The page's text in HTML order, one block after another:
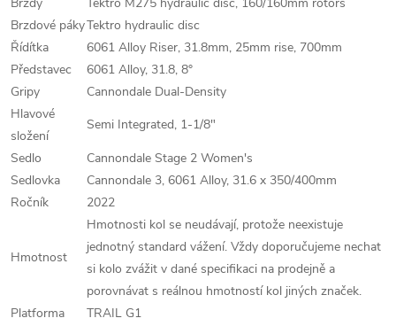
Brzdové pákyTektro hydraulic disc
Řídítka
6061 Alloy Riser, 31.8mm, 25mm rise, 700mm
Představec
6061 Alloy, 31.8, 8°
Gripy
Cannondale Dual-Density
Hlavové
složení
Semi Integrated, 1-1/8"
Sedlo
Cannondale Stage 2 Women's
Sedlovka
Cannondale 3, 6061 Alloy, 31.6 x 350/400mm
Ročník
2022
Hmotnost
Hmotnosti kol se neudávají, protože neexistuje
jednotný standard vážení. Vždy doporučujeme nechat
si kolo zvážit v dané specifikaci na prodejně a
porovnávat s reálnou hmotností kol jiných značek.
Platforma
TRAIL G1